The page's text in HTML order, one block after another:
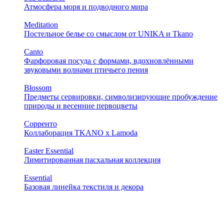
Атмосфера моря и подводного мира
Meditation
Постельное белье со смыслом от UNIKA и Tkano
Canto
Фарфоровая посуда с формами, вдохновлёнными
звуковыми волнами птичьего пения
Blossom
Предметы сервировки, символизирующие пробуждение
природы и весенние первоцветы
Сорренто
Коллаборация TKANO х Lamoda
Easter Essential
Лимитированная пасхальная коллекция
Essential
Базовая линейка текстиля и декора